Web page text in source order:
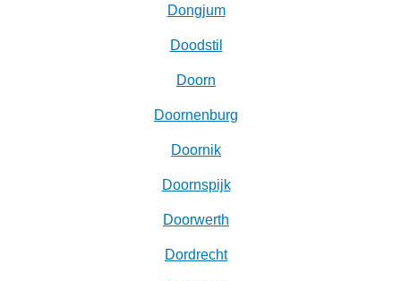
Dongjum
Doodstil
Doorn
Doornenburg
Doornik
Doornspijk
Doorwerth
Dordrecht